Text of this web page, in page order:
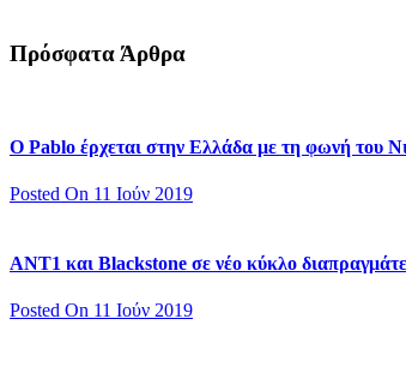
Πρόσφατα Άρθρα
Ο Pablo έρχεται στην Ελλάδα με τη φωνή του
Posted On 11 Ιούν 2019
ΑΝΤ1 και Blackstone σε νέο κύκλο
Posted On 11 Ιούν 2019